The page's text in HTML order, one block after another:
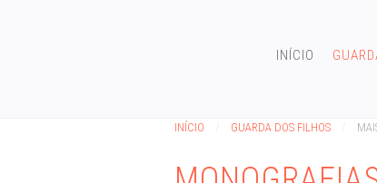
INÍCIO
INÍCIO GUARDA DOS FILHOS